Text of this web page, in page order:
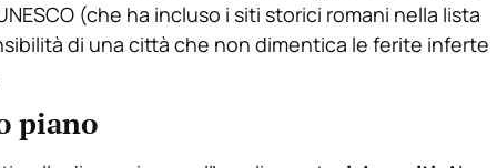
(che ha incluso i siti storici romani nella lista
di una città che non dimentica le ferite inferte
piano